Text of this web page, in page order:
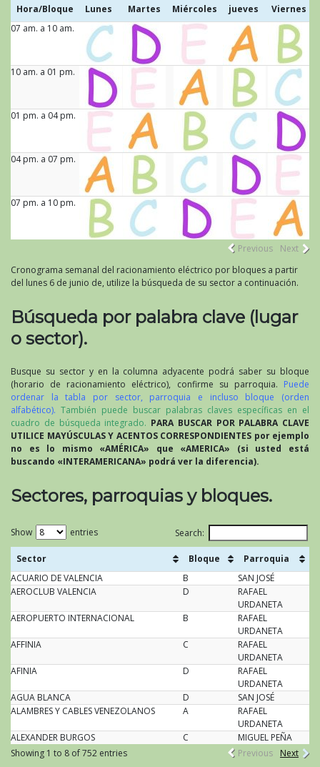
Hora/Bloque Lunes Martes Miércoles jueves Viernes
Hora/Bloque
Lunes Martes Miércoles jueves Viernes
07 am. a 10 am.
10 am. a 01 pm.
01 pm. a 04 pm.
04 pm. a 07 pm.
07 pm. a 10 pm.
Previous
Next
Cronograma semanal del racionamiento eléctrico por bloques a partir
del lunes 6 de junio de, utilize la búsqueda de su sector a continuación.
Búsqueda por palabra clave (lugar
o sector).
Busque su sector y en la columna adyacente podrá saber su bloque
(horario de racionamiento eléctrico), confirme su parroquia. Puede
ordenar la tabla por sector, parroquia e incluso bloque (orden
alfabético). También puede buscar palabras claves específicas en el
cuadro de búsqueda integrado. PARA BUSCAR POR PALABRA CLAVE
UTILICE MAYÚSCULAS Y ACENTOS CORRESPONDIENTES por ejemplo
no es lo mismo «AMÉRICA» que «AMERICA» (si usted está
buscando «INTERAMERICANA» podrá ver la diferencia).
Sectores, parroquias y bloques.
Show entries Search:
Sector Bloque
Parroquia
Sector
Parroquia
ACUARIO DE VALENCIA B
SAN JOSÉ
AEROCLUB VALENCIA
D
RAFAEL
URDANETA
AEROPUERTO INTERNACIONAL
B
RAFAEL
URDANETA
AFFINIA
C
RAFAEL
URDANETA
AFINIA
D
RAFAEL
URDANETA
AGUA BLANCA
D
SAN JOSÉ
ALAMBRES Y CABLES VENEZOLANOS
A
RAFAEL
URDANETA
ALEXANDER BURGOS
C
MIGUEL PEÑA
Showing 1 to 8 of 752 entries
Previous
Next